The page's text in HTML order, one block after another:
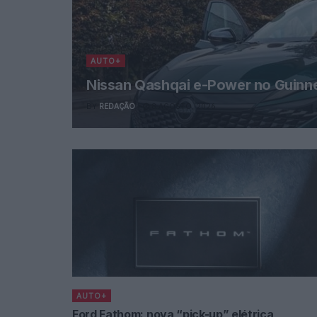
AUTO+
Nissan Qashqai e-Power no
REDAÇÃO
AUTO+
Ford Fathom: nova “pick-up” elétrica